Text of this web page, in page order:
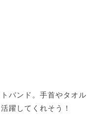
バンド。手首やタオル
躍してくれそう！